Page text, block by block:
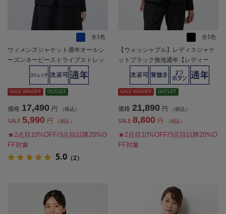
全1色
ウィメンズジャケット通年オールシ
ーズンネービーストライプストレッ
チ1つボタンジャケット【レディー
SALE 66%OFF OUTLET
価格 17,490 円 （税込）
SALE 5,990 円 （税込）
★2点目10%OFF/3点目以降20%O
FF対象
5.0 （2）
全1色
【ウォッシャブル】レディスジャケ
ットブラック無地通年【レディー
SALE 60%OFF OUTLET
価格 21,890 円 （税込）
SALE 8,800 円 （税込）
★2点目10%OFF/3点目以降20%O
FF対象